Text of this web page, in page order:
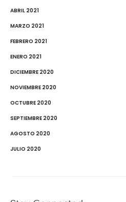
ABRIL 2021
MARZO 2021
FEBRERO 2021
ENERO 2021
DICIEMBRE 2020
NOVIEMBRE 2020
OCTUBRE 2020
SEPTIEMBRE 2020
AGOSTO 2020
JULIO 2020